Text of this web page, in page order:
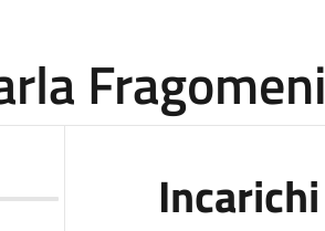
Fragomeni
Incarichi